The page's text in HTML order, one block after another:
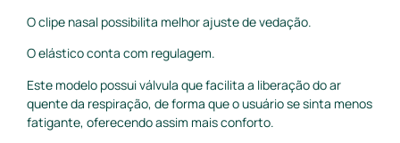
O clipe nasal possibilita melhor ajuste de vedação.
O elástico conta com regulagem.
Este modelo possui válvula que facilita a liberação do ar
quente da respiração, de forma que o usuário se sinta menos
fatigante, oferecendo assim mais conforto.